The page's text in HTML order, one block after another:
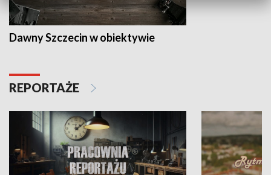
Dawny Szczecin w obiektywie
REPORTAŻE